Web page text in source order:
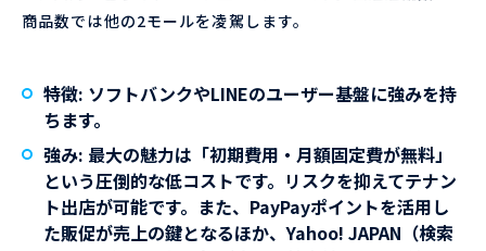
商品数では他の2モールを凌駕します。
特徴: ソフトバンクやLINEのユーザー基盤に強みを持
ちます。
強み: 最大の魅力は「初期費用・月額固定費が無料」
という圧倒的な低コストです。リスクを抑えてテナン
ト出店が可能です。また、PayPayポイントを活用し
た販促が売上の鍵となるほか、Yahoo! JAPAN（検索